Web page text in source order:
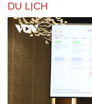
Sân khấu - Điện ảnh
Văn học
Âm nhạc
Di sản
DU LỊCH